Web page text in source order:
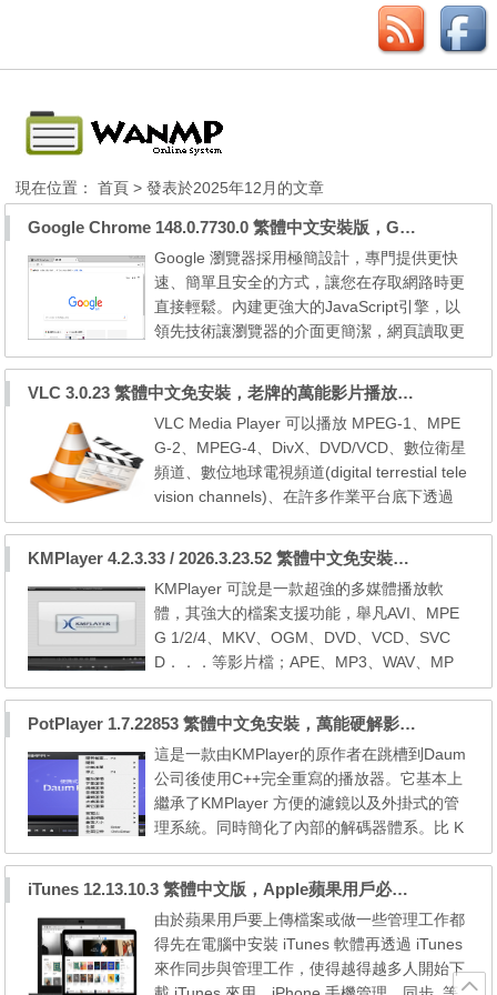
現在位置：首頁 > 發表於2025年12月的文章
Google Chrome 148.0.7730.0 繁體中文安裝版，Google瀏覽器
Google 瀏覽器採用極簡設計，專門提供更快
速、簡單且安全的方式，讓您在存取網路時更
直接輕鬆。內建更強大的JavaScript引擎，以
領先技術讓瀏覽器的介面更簡潔，網頁讀取更
快速，網址列兼具Google搜尋功能，分頁獨
立運作讓分頁不相互衝突，無痕式視窗確保上
網隱私。 google chrome offline installer, chr
ome for xp 設定檔儲存路徑： [Windwos 7]
C:\Users\使用者\AppData\Local\Google\Chro
me\User Data...
VLC 3.0.23 繁體中文免安裝，老牌的萬能影片播放軟體免安裝中文版
VLC Media Player 可以播放 MPEG-1、MPE
G-2、MPEG-4、DivX、DVD/VCD、數位衛星
頻道、數位地球電視頻道(digital terrestial tele
vision channels)、在許多作業平台底下透過
寬頻 IPv4、IPv6 網路播放線上影片；此軟體
開發專案是由法國學生所發起的，參與者來自
於世界各地，設計了多平台的支援，可以用於
播放網路串流及本機多媒體檔案之播放及預覽
eMule/BT下載未完成的影片。 VLC media pl
ayer is a highly...
KMPlayer 4.2.3.33 / 2026.3.23.52 繁體中文免安裝，超強的多媒體播放器
KMPlayer 可說是一款超強的多媒體播放軟
體，其強大的檔案支援功能，舉凡AVI、MPE
G 1/2/4、MKV、OGM、DVD、VCD、SVC
D．．．等影片檔；APE、MP3、WAV、MP
C、Flac、MIDI．．．聲音檔；BMP、 GIF、
JPEG、PNG．．．等圖片檔，甚至是以BI
N、ISO、IMG、NRG製成的音樂格式光碟影
檔，KMPlayer它都可以支援開啟播放。 甚至
還包含了擷取影片畫面以及聲音擷取的功能，
讓我們不再需要安裝其他的安裝才能將聲音或
影片畫...
PotPlayer 1.7.22853 繁體中文免安裝，萬能硬解影音播放器
這是一款由KMPlayer的原作者在跳槽到Daum
公司後使用C++完全重寫的播放器。它基本上
繼承了KMPlayer 方便的濾鏡以及外掛式的管
理系統。同時簡化了內部的解碼器體系。比 K
MPLAYER還節省資源的影音播放器! PotPlaye
ayer 開發團隊之後，替韓國 Daum 公司所開
發的一套 All-in-One 多媒體播放程式，內建
「在線點播」與「聊天室」功能，並且支援多
線程與硬體解碼 (DXVA ...
iTunes 12.13.10.3 繁體中文版，Apple蘋果用戶必備軟體
由於蘋果用戶要上傳檔案或做一些管理工作都
得先在電腦中安裝 iTunes 軟體再透過 iTunes
來作同步與管理工作，使得越得越多人開始下